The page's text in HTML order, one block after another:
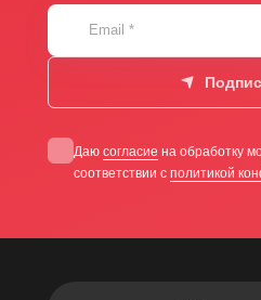
Email *
Даю согласие на обработку
соответствии с политикой